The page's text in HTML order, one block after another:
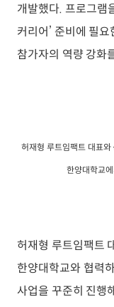
개발했다. 프로그램
커리어’ 준비에 필
참가자의 역량 강화
허재형 루트임팩트 대표
한양대학교
허재형 루트임팩트
한양대학교와 협력
사업을 꾸준히 진행